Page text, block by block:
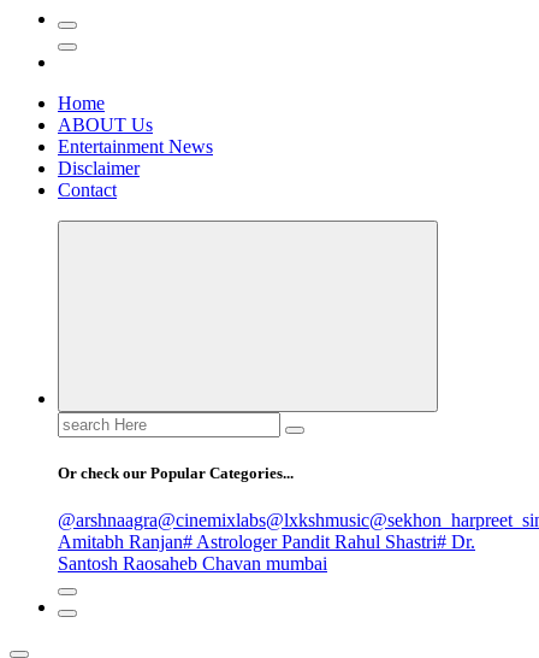
Home
ABOUT Us
Entertainment News
Disclaimer
Contact
Search
for:
Or check our Popular Categories...
@arshnaagra@cinemixlabs@lxkshmusic
Amitabh Ranjan# Astrologer Pandit Rahul Shastri# Dr.
Santosh Raosaheb Chavan mumbai